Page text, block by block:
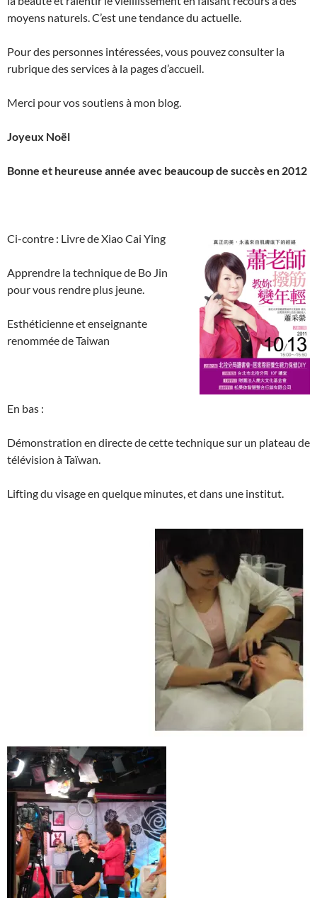
moyens naturels. C’est une tendance du actuelle.
Pour des personnes intéressées, vous pouvez consulter la
rubrique des services à la pages d’accueil.
Merci pour vos soutiens à mon blog.
Joyeux Noël
Bonne et heureuse année avec beaucoup de succès en 2012
Ci-contre : Livre de Xiao Cai Ying
Apprendre la technique de Bo Jin
pour vous rendre plus jeune.
Esthéticienne et enseignante
renommée de Taiwan
En bas :
Démonstration en directe de cette technique sur un plateau de
télévision à Taïwan.
Lifting du visage en quelque minutes, et dans une institut.